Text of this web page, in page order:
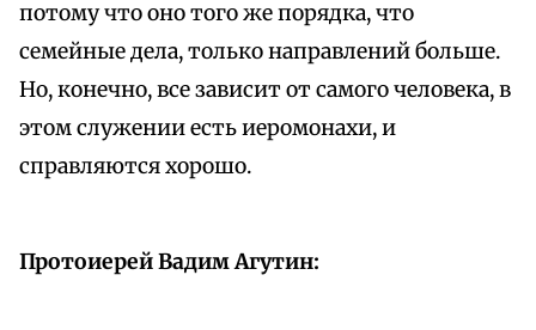
потому что оно того же порядка, что
семейные дела, только направлений больше.
Но, конечно, все зависит от самого человека, в
этом служении есть иеромонахи, и
справляются хорошо.
Протоиерей Вадим Агутин: